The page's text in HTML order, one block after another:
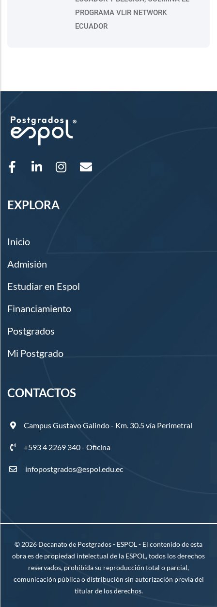
PROGRAMA VLIR NETWORK
ECUADOR
EXPLORA
Inicio
Admisión
Estudiar en Espol
Financiamiento
Postgrados
Mi Postgrado
CONTACTOS
Campus Gustavo Galindo - Km. 30.5 vía Perimetral
+593 4 2269 340 - Oficina
infopostgrados@espol.edu.ec
© 2026 Decanato de Postgrados - ESPOL - El contenido de esta
obra es de propiedad intelectual de la ESPOL, todos los derechos
reservados, prohibida su reproducción total o parcial,
comunicación pública o distribución sin autorización previa del
titular de los derechos.